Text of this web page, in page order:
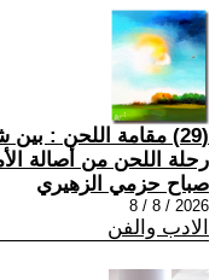
(29) مقامة اللحن :
رحلة اللحن من أصالة
صباح حزمي الزهيري
2026 / 8 / 8
الادب والفن